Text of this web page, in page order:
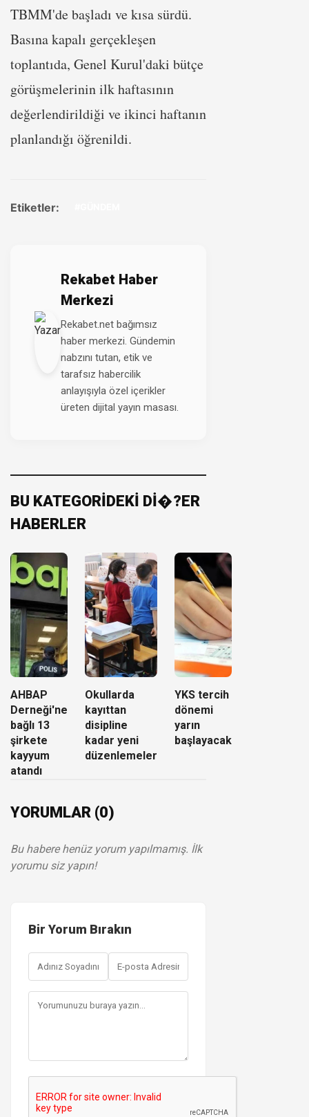
TBMM'de başladı ve kısa sürdü.
Basına kapalı gerçekleşen
toplantıda, Genel Kurul'daki bütçe
görüşmelerinin ilk haftasının
değerlendirildiği ve ikinci haftanın
planlandığı öğrenildi.
Etiketler:
Rekabet Haber
Merkezi
Rekabet.net bağımsız
haber merkezi. Gündemin
nabzını tutan, etik ve
tarafsız habercilik
anlayışıyla özel içerikler
üreten dijital yayın masası.
BU KATEGORİDEKİ Dİ�?ER
HABERLER
AHBAP
Derneği'ne
bağlı 13
şirkete
kayyum
atandı
Okullarda
kayıttan
disipline
kadar yeni
düzenlemeler
YKS tercih
dönemi
yarın
başlayacak
YORUMLAR (0)
Bu habere henüz yorum yapılmamış. İlk
yorumu siz yapın!
Bir Yorum Bırakın